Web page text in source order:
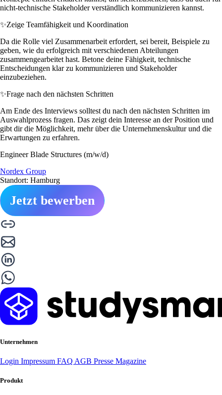
nicht-technische Stakeholder verständlich kommunizieren kannst.
✨Zeige Teamfähigkeit und Koordination
Da die Rolle viel Zusammenarbeit erfordert, sei bereit, Beispiele zu
geben, wie du erfolgreich mit verschiedenen Abteilungen
zusammengearbeitet hast. Betone deine Fähigkeit, technische
Entscheidungen klar zu kommunizieren und Stakeholder
einzubeziehen.
✨Frage nach den nächsten Schritten
Am Ende des Interviews solltest du nach den nächsten Schritten im
Auswahlprozess fragen. Das zeigt dein Interesse an der Position und
gibt dir die Möglichkeit, mehr über die Unternehmenskultur und die
Erwartungen zu erfahren.
Engineer Blade Structures (m/w/d)
Nordex Group
Standort: Hamburg
Jetzt bewerben
Unternehmen
Login Impressum FAQ AGB Presse Magazine
Produkt